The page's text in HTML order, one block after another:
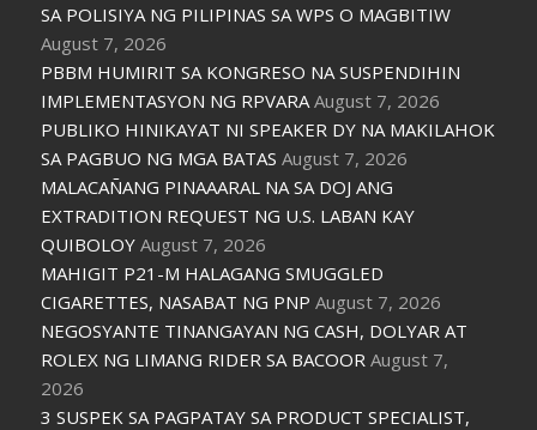
SA POLISIYA NG PILIPINAS SA WPS O MAGBITIW
August 7, 2026
PBBM HUMIRIT SA KONGRESO NA SUSPENDIHIN
IMPLEMENTASYON NG RPVARA August 7, 2026
PUBLIKO HINIKAYAT NI SPEAKER DY NA MAKILAHOK
SA PAGBUO NG MGA BATAS August 7, 2026
MALACAÑANG PINAAARAL NA SA DOJ ANG
EXTRADITION REQUEST NG U.S. LABAN KAY
QUIBOLOY August 7, 2026
MAHIGIT P21-M HALAGANG SMUGGLED
CIGARETTES, NASABAT NG PNP August 7, 2026
NEGOSYANTE TINANGAYAN NG CASH, DOLYAR AT
ROLEX NG LIMANG RIDER SA BACOOR August 7,
2026
3 SUSPEK SA PAGPATAY SA PRODUCT SPECIALIST,